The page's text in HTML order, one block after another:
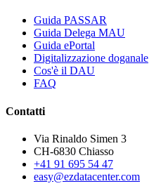
Guida PASSAR
Guida Delega MAU
Guida ePortal
Digitalizzazione doganale
Cos'è il DAU
FAQ
Contatti
Via Rinaldo Simen 3
CH-6830 Chiasso
+41 91 695 54 47
easy@ezdatacenter.com